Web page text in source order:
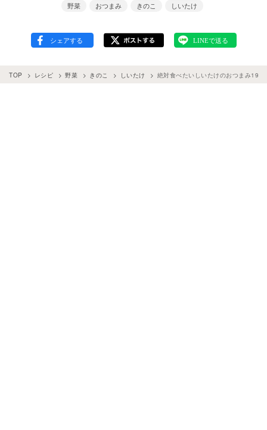
野菜 おつまみ きのこ しいたけ
TOP レシピ 野菜 きのこ しいたけ 絶対食べたいしいたけのおつまみ19